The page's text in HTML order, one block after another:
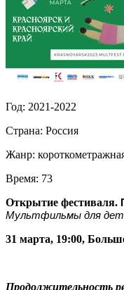
Год: 2021-2022
Страна: Россия
Жанр:
Время: 73
Открытие фестиваля.
Мультфильмы для
31 марта, 19:00,
Продолжительность